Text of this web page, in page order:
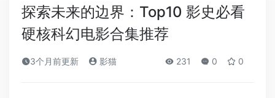
探索未来的边界：Top10 影史必看
硬核科幻电影合集推荐
3个月前更新 影猫 231 0 0